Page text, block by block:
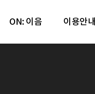
ON: 이음 이용안내